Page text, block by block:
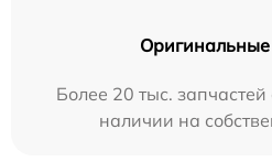
Оригинальные
Более 20 тыс.
наличии на